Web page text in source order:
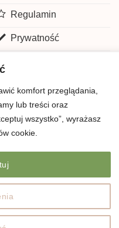
komfort przeglądania,
lub treści oraz
wszystko”, wyrażasz
cookie.
Regulamin
Prywatność
Park